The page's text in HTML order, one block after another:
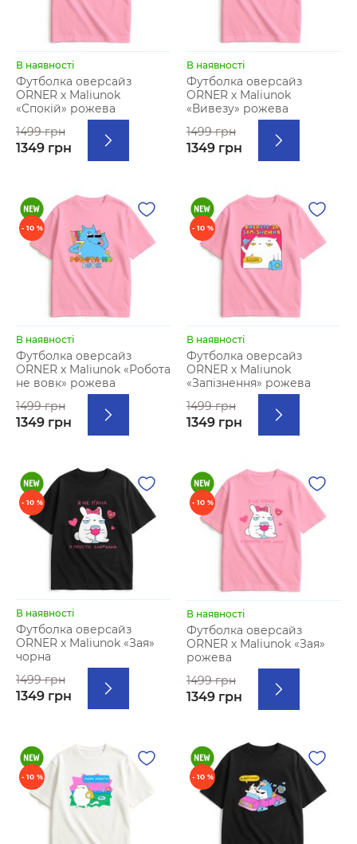
В наявності
Футболка оверсайз
ORNER х Maliunok
«Спокій» рожева
1499 грн
1349 грн
В наявності
Футболка оверсайз
ORNER х Maliunok
«Вивезу» рожева
1499 грн
1349 грн
- 10 %
В наявності
Футболка оверсайз
ORNER х Maliunok «Робота
не вовк» рожева
1499 грн
1349 грн
- 10 %
В наявності
Футболка оверсайз
ORNER х Maliunok
«Запізнення» рожева
1499 грн
1349 грн
- 10 %
В наявності
Футболка оверсайз
ORNER х Maliunok «Зая»
чорна
1499 грн
1349 грн
- 10 %
В наявності
Футболка оверсайз
ORNER х Maliunok «Зая»
рожева
1499 грн
1349 грн
- 10 % - 10 %